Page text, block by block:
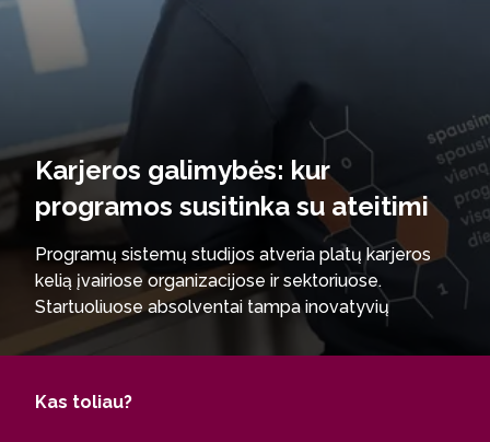
Karjeros galimybės: kur
programos susitinka su ateitimi
Programų sistemų studijos atveria platų karjeros
kelią įvairiose organizacijose ir sektoriuose.
Startuoliuose absolventai tampa inovatyvių
elektroninių paslaugų kūrėjais, prisidedančiais prie
naujų technologinių sprendimų atsiradimo.
valstybinėse įstaigose jie dirba programinės įrangos
Kas toliau?